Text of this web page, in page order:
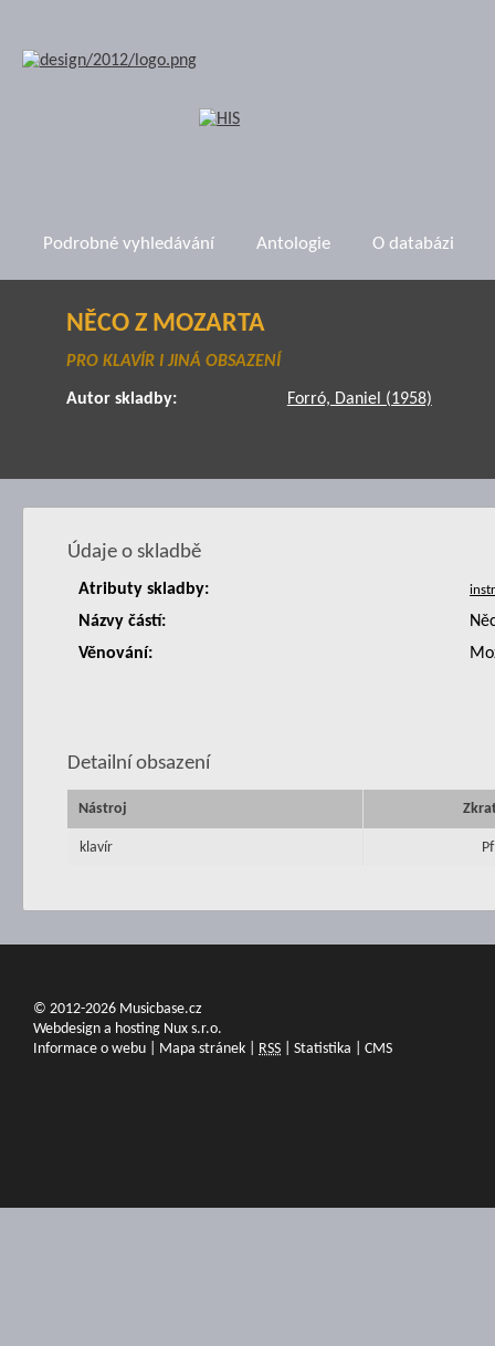
Podrobné vyhledávání Antologie O databázi
NĚCO Z MOZARTA
PRO KLAVÍR I JINÁ OBSAZENÍ
Autor skladby: Forró, Daniel (1958)
Údaje o skladbě
Atributy skladby:
Názvy částí:
Věnování:
Detailní obsazení
Nástroj
klavír Pf
© 2012-2026 Musicbase.cz
Webdesign a hosting Nux s.r.o.
Informace o webu
Mapa stránek RSS Statistika CMS